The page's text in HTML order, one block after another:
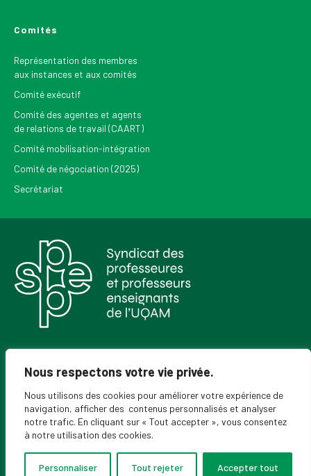
Nous respectons votre vie privée.
Nous utilisons des cookies pour améliorer votre expérience de
navigation, afficher des contenus personnalisés et analyser
notre trafic. En cliquant sur « Tout accepter », vous consentez
à notre utilisation des cookies.
Personnaliser Tout rejeter Accepter tout
Comités
Représentation des membres
aux instances et aux comités
Comité exécutif
Comité des agentes et agents
de relations de travail (CAART)
Comité mobilisation-intégration
Comité de négociation (2025)
Secrétariat
© 2026 SPPEUQAM